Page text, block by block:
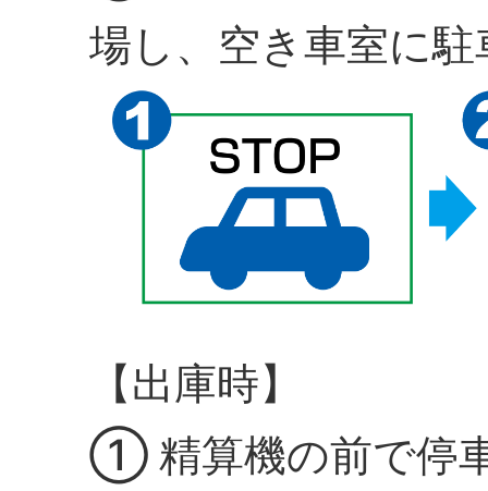
場し、空き車室に
【出庫時】
① 精算機の前で停